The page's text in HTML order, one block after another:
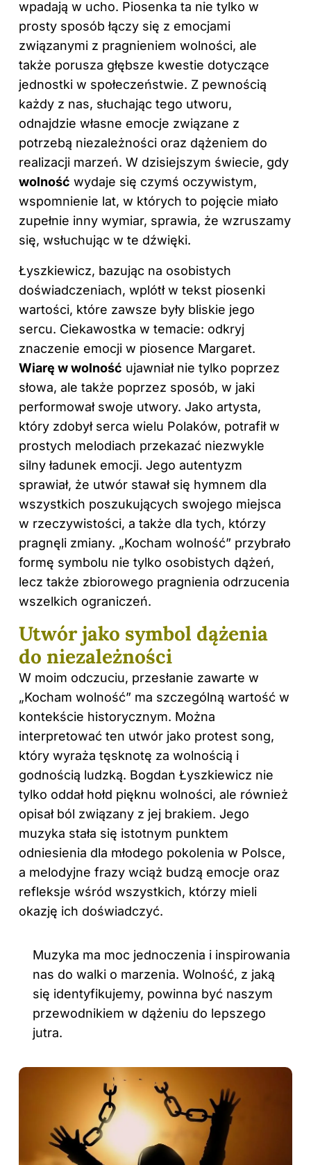
wpadają w ucho. Piosenka ta nie tylko w
prosty sposób łączy się z emocjami
związanymi z pragnieniem wolności, ale
także porusza głębsze kwestie dotyczące
jednostki w społeczeństwie. Z pewnością
każdy z nas, słuchając tego utworu,
odnajdzie własne emocje związane z
potrzebą niezależności oraz dążeniem do
realizacji marzeń. W dzisiejszym świecie, gdy
wolność wydaje się czymś oczywistym,
wspomnienie lat, w których to pojęcie miało
zupełnie inny wymiar, sprawia, że wzruszamy
się, wsłuchując w te dźwięki.
Łyszkiewicz, bazując na osobistych
doświadczeniach, wplótł w tekst piosenki
wartości, które zawsze były bliskie jego
sercu. Ciekawostka w temacie: odkryj
znaczenie emocji w piosence Margaret.
Wiarę w wolność ujawniał nie tylko poprzez
słowa, ale także poprzez sposób, w jaki
performował swoje utwory. Jako artysta,
który zdobył serca wielu Polaków, potrafił w
prostych melodiach przekazać niezwykle
silny ładunek emocji. Jego autentyzm
sprawiał, że utwór stawał się hymnem dla
wszystkich poszukujących swojego miejsca
w rzeczywistości, a także dla tych, którzy
pragnęli zmiany. „Kocham wolność” przybrało
formę symbolu nie tylko osobistych dążeń,
lecz także zbiorowego pragnienia odrzucenia
wszelkich ograniczeń.
Utwór jako symbol dążenia
do niezależności
W moim odczuciu, przesłanie zawarte w
„Kocham wolność” ma szczególną wartość w
kontekście historycznym. Można
interpretować ten utwór jako protest song,
który wyraża tęsknotę za wolnością i
godnością ludzką. Bogdan Łyszkiewicz nie
tylko oddał hołd pięknu wolności, ale również
opisał ból związany z jej brakiem. Jego
muzyka stała się istotnym punktem
odniesienia dla młodego pokolenia w Polsce,
a melodyjne frazy wciąż budzą emocje oraz
refleksje wśród wszystkich, którzy mieli
okazję ich doświadczyć.
Muzyka ma moc jednoczenia i inspirowania
nas do walki o marzenia. Wolność, z jaką
się identyfikujemy, powinna być naszym
przewodnikiem w dążeniu do lepszego
jutra.